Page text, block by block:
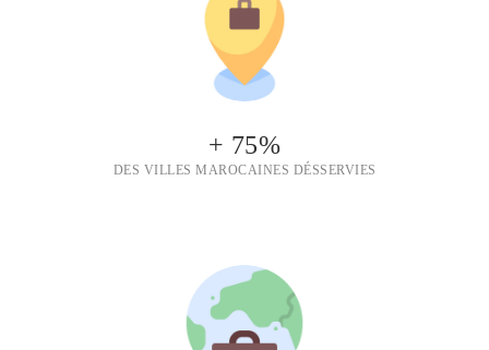
+ 75%
DES VILLES MAROCAINES DÉSSERVIES